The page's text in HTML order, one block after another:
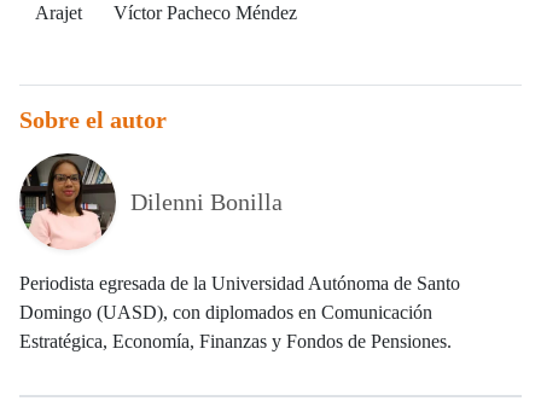
Arajet Víctor Pacheco Méndez
Sobre el autor
Dilenni Bonilla
Periodista egresada de la Universidad Autónoma de Santo
Domingo (UASD), con diplomados en Comunicación
Estratégica, Economía, Finanzas y Fondos de Pensiones.